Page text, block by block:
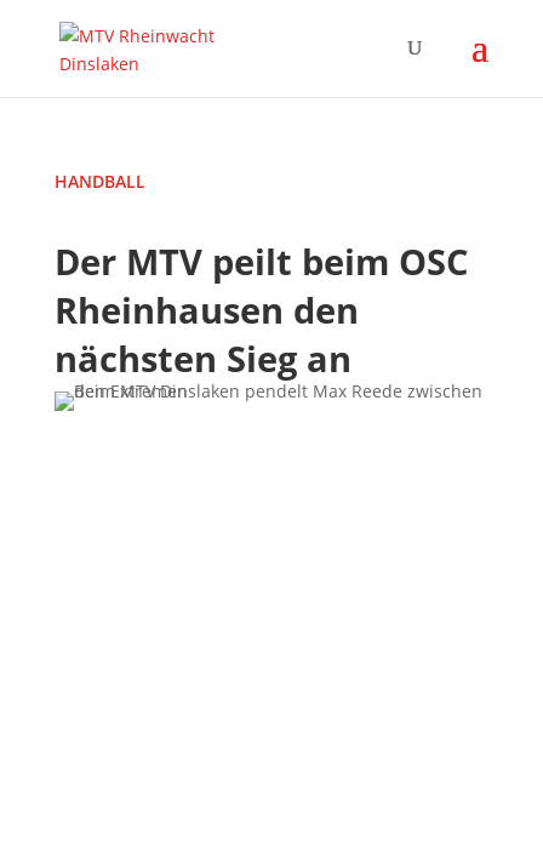
HANDBALL
Der MTV peilt beim OSC
Rheinhausen den
nächsten Sieg an